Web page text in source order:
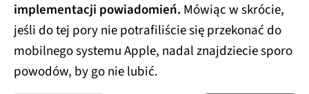
implementacji powiadomień. Mówiąc w skrócie,
jeśli do tej pory nie potrafiliście się przekonać do
mobilnego systemu Apple, nadal znajdziecie sporo
powodów, by go nie lubić.